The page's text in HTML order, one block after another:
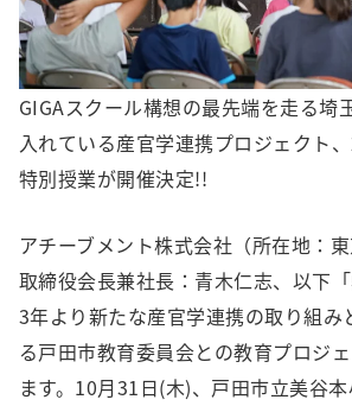
GIGAスクール構想の最先端を走る埼
入れている産官学連携プロジェクト
特別授業が開催決定!!
アチーブメント株式会社（所在地：
取締役会長兼社長：青木仁志、以下
3年より新たな産官学連携の取り組み
る戸田市教育委員会との教育プロジ
ます。10月31日(木)、戸田市立美谷